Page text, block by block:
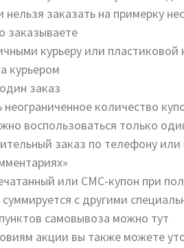
нельзя заказать на примерку
заказываете
курьеру или
курьером
заказ
количество
воспользоваться только
заказ по телефону
или СМС-купон при
суммируется с другими
самовывоза можно тут
акции вы также можете